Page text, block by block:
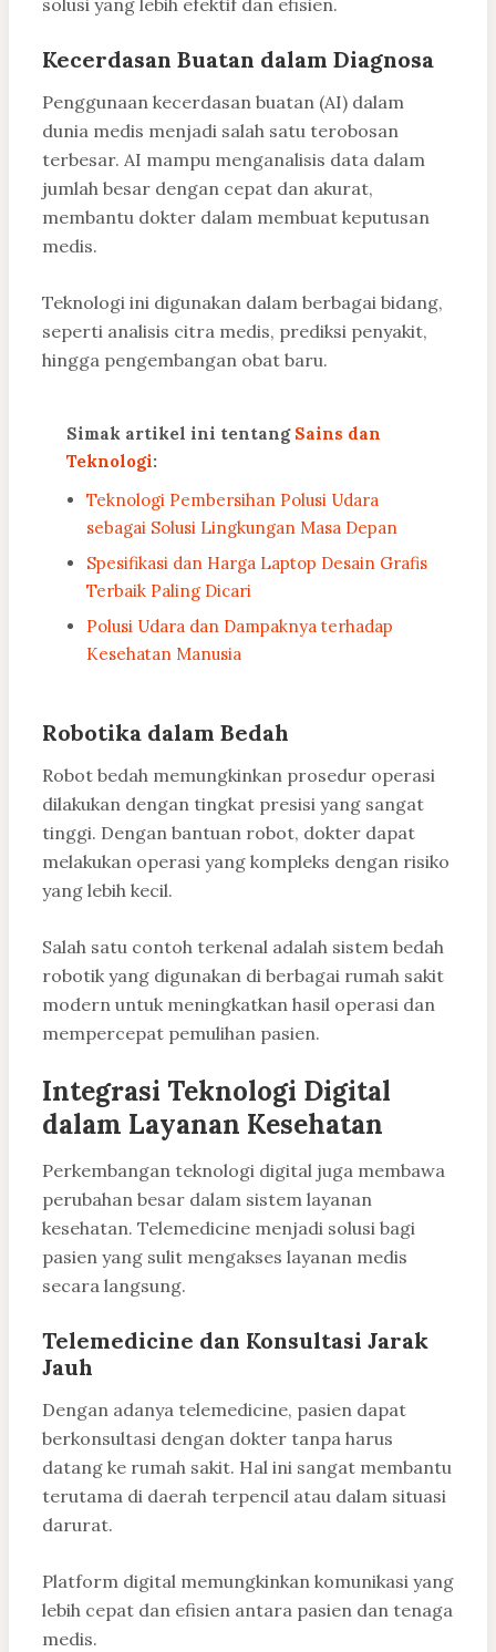
solusi yang lebih efektif dan efisien.
Kecerdasan Buatan dalam Diagnosa
Penggunaan kecerdasan buatan (AI) dalam
dunia medis menjadi salah satu terobosan
terbesar. AI mampu menganalisis data dalam
jumlah besar dengan cepat dan akurat,
membantu dokter dalam membuat keputusan
medis.
Teknologi ini digunakan dalam berbagai bidang,
seperti analisis citra medis, prediksi penyakit,
hingga pengembangan obat baru.
Simak artikel ini tentang Sains dan
Teknologi:
Teknologi Pembersihan Polusi Udara
sebagai Solusi Lingkungan Masa Depan
Spesifikasi dan Harga Laptop Desain Grafis
Terbaik Paling Dicari
Polusi Udara dan Dampaknya terhadap
Kesehatan Manusia
Robotika dalam Bedah
Robot bedah memungkinkan prosedur operasi
dilakukan dengan tingkat presisi yang sangat
tinggi. Dengan bantuan robot, dokter dapat
melakukan operasi yang kompleks dengan risiko
yang lebih kecil.
Salah satu contoh terkenal adalah sistem bedah
robotik yang digunakan di berbagai rumah sakit
modern untuk meningkatkan hasil operasi dan
mempercepat pemulihan pasien.
Integrasi Teknologi Digital
dalam Layanan Kesehatan
Perkembangan teknologi digital juga membawa
perubahan besar dalam sistem layanan
kesehatan. Telemedicine menjadi solusi bagi
pasien yang sulit mengakses layanan medis
secara langsung.
Telemedicine dan Konsultasi Jarak
Jauh
Dengan adanya telemedicine, pasien dapat
berkonsultasi dengan dokter tanpa harus
datang ke rumah sakit. Hal ini sangat membantu
terutama di daerah terpencil atau dalam situasi
darurat.
Platform digital memungkinkan komunikasi yang
lebih cepat dan efisien antara pasien dan tenaga
medis.